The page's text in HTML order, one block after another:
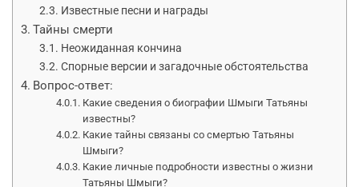
Известные песни и награды
Тайны смерти
Неожиданная кончина
Спорные версии и загадочные обстоятельства
Вопрос-ответ:
Какие сведения о биографии Шмыги Татьяны
известны?
Какие тайны связаны со смертью Татьяны
Шмыги?
Какие личные подробности известны о жизни
Татьяны Шмыги?